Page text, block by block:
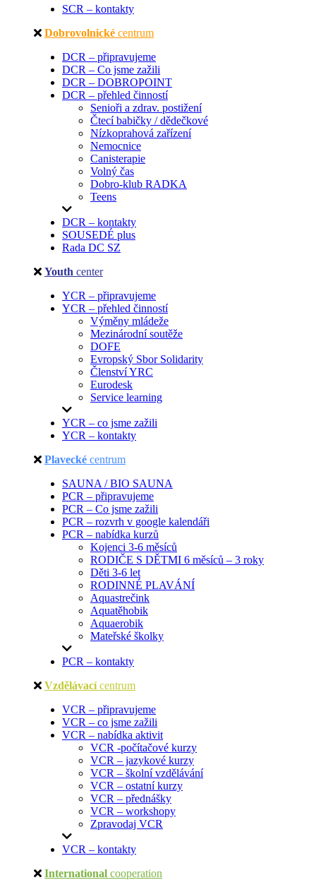
SCR – kontakty
Dobrovolnické centrum
DCR – připravujeme
DCR – Co jsme zažili
DCR – DOBROPOINT
DCR – přehled činností
Senioři a zdrav. postižení
Čtecí babičky / dědečkové
Nízkoprahová zařízení
Nemocnice
Canisterapie
Volný čas
Dobro-klub RADKA
Teens
DCR – kontakty
SOUSEDÉ plus
Rada DC SZ
Youth center
YCR – připravujeme
YCR – přehled činností
Výměny mládeže
Mezinárodní soutěže
DOFE
Evropský Sbor Solidarity
Členství YRC
Eurodesk
Service learning
YCR – co jsme zažili
YCR – kontakty
Plavecké centrum
SAUNA / BIO SAUNA
PCR – připravujeme
PCR – Co jsme zažili
PCR – rozvrh v google kalendáři
PCR – nabídka kurzů
Kojenci 3-6 měsíců
RODIČE S DĚTMI 6 měsíců – 3 roky
Děti 3-6 let
RODINNÉ PLAVÁNÍ
Aquastrečink
Aquatěhobik
Aquaerobik
Mateřské školky
PCR – kontakty
Vzdělávací centrum
VCR – připravujeme
VCR – co jsme zažili
VCR – nabídka aktivit
VCR -počítačové kurzy
VCR – jazykové kurzy
VCR – školní vzdělávání
VCR – ostatní kurzy
VCR – přednášky
VCR – workshopy
Zpravodaj VCR
VCR – kontakty
International cooperation